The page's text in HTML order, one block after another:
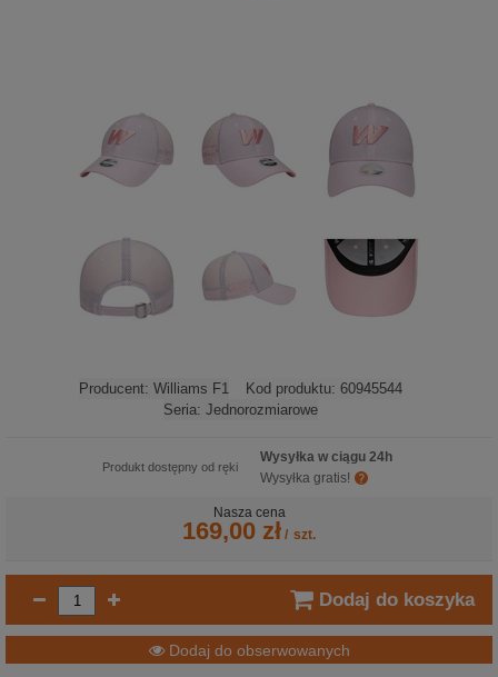
Producent: Williams F1 Kod produktu: 60945544
Seria: Jednorozmiarowe
Produkt dostępny od ręki
Wysyłka w ciągu 24h
Wysyłka gratis!
Nasza cena
169,00 zł / szt.
Dodaj do koszyka
Dodaj do obserwowanych